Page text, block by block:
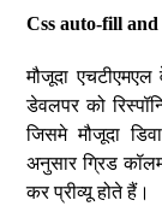
Css auto-fill
मौजूदा
डेवलपर को
जिसमे मौजूदा
अनुसार ग्रिड
कर प्रीव्यू होते हैं।